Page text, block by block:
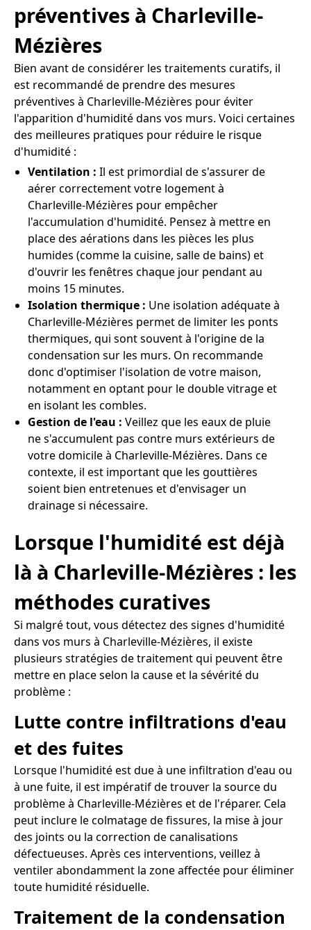
préventives à Charleville-
Mézières
Bien avant de considérer les traitements curatifs, il
est recommandé de prendre des mesures
préventives à Charleville-Mézières pour éviter
l'apparition d'humidité dans vos murs. Voici certaines
des meilleures pratiques pour réduire le risque
d'humidité :
Ventilation : Il est primordial de s'assurer de
aérer correctement votre logement à
Charleville-Mézières pour empêcher
l'accumulation d'humidité. Pensez à mettre en
place des aérations dans les pièces les plus
humides (comme la cuisine, salle de bains) et
d'ouvrir les fenêtres chaque jour pendant au
moins 15 minutes.
Isolation thermique : Une isolation adéquate à
Charleville-Mézières permet de limiter les ponts
thermiques, qui sont souvent à l'origine de la
condensation sur les murs. On recommande
donc d'optimiser l'isolation de votre maison,
notamment en optant pour le double vitrage et
en isolant les combles.
Gestion de l'eau : Veillez que les eaux de pluie
ne s'accumulent pas contre murs extérieurs de
votre domicile à Charleville-Mézières. Dans ce
contexte, il est important que les gouttières
soient bien entretenues et d'envisager un
drainage si nécessaire.
Lorsque l'humidité est déjà
là à Charleville-Mézières : les
méthodes curatives
Si malgré tout, vous détectez des signes d'humidité
dans vos murs à Charleville-Mézières, il existe
plusieurs stratégies de traitement qui peuvent être
mettre en place selon la cause et la sévérité du
problème :
Lutte contre infiltrations d'eau
et des fuites
Lorsque l'humidité est due à une infiltration d'eau ou
à une fuite, il est impératif de trouver la source du
problème à Charleville-Mézières et de l'réparer. Cela
peut inclure le colmatage de fissures, la mise à jour
des joints ou la correction de canalisations
défectueuses. Après ces interventions, veillez à
ventiler abondamment la zone affectée pour éliminer
toute humidité résiduelle.
Traitement de la condensation